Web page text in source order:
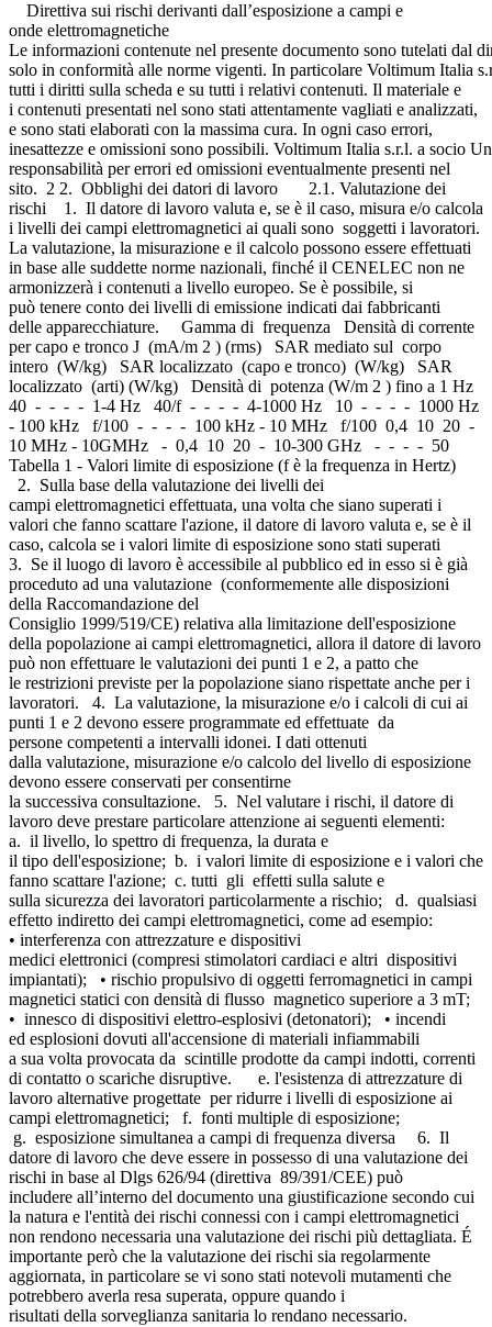
Direttiva sui rischi derivanti dall’esposizione a campi e
onde elettromagnetiche
Le informazioni contenute nel presente documento sono tutelati dal
solo in conformità alle norme vigenti. In particolare Voltimum Italia
tutti i diritti sulla scheda e su tutti i relativi contenuti. Il materiale e
i contenuti presentati nel sono stati attentamente vagliati e analizzati,
e sono stati elaborati con la massima cura. In ogni caso errori,
inesattezze e omissioni sono possibili. Voltimum Italia s.r.l. a socio
responsabilità per errori ed omissioni eventualmente presenti nel
sito. 2 2. Obblighi dei datori di lavoro 2.1. Valutazione dei
rischi 1. Il datore di lavoro valuta e, se è il caso, misura e/o calcola
i livelli dei campi elettromagnetici ai quali sono soggetti i lavoratori.
La valutazione, la misurazione e il calcolo possono essere effettuati
in base alle suddette norme nazionali, finché il CENELEC non ne
armonizzerà i contenuti a livello europeo. Se è possibile, si
può tenere conto dei livelli di emissione indicati dai fabbricanti
delle apparecchiature. Gamma di frequenza Densità di corrente
per capo e tronco J (mA/m 2 ) (rms) SAR mediato sul corpo
intero (W/kg) SAR localizzato (capo e tronco) (W/kg) SAR
localizzato (arti) (W/kg) Densità di potenza (W/m 2 ) fino a 1 Hz
40 - - - - 1-4 Hz 40/f - - - - 4-1000 Hz 10 - - - - 1000 Hz
- 100 kHz f/100 - - - - 100 kHz - 10 MHz f/100 0,4 10 20 -
10 MHz - 10GMHz - 0,4 10 20 - 10-300 GHz - - - - 50
Tabella 1 - Valori limite di esposizione (f è la frequenza in Hertz)
2. Sulla base della valutazione dei livelli dei
campi elettromagnetici effettuata, una volta che siano superati i
valori che fanno scattare l'azione, il datore di lavoro valuta e, se è il
caso, calcola se i valori limite di esposizione sono stati superati
3. Se il luogo di lavoro è accessibile al pubblico ed in esso si è già
proceduto ad una valutazione (conformemente alle disposizioni
della Raccomandazione del
Consiglio 1999/519/CE) relativa alla limitazione dell'esposizione
della popolazione ai campi elettromagnetici, allora il datore di lavoro
può non effettuare le valutazioni dei punti 1 e 2, a patto che
le restrizioni previste per la popolazione siano rispettate anche per i
lavoratori. 4. La valutazione, la misurazione e/o i calcoli di cui ai
punti 1 e 2 devono essere programmate ed effettuate da
persone competenti a intervalli idonei. I dati ottenuti
dalla valutazione, misurazione e/o calcolo del livello di esposizione
devono essere conservati per consentirne
la successiva consultazione. 5. Nel valutare i rischi, il datore di
lavoro deve prestare particolare attenzione ai seguenti elementi:
a. il livello, lo spettro di frequenza, la durata e
il tipo dell'esposizione; b. i valori limite di esposizione e i valori che
fanno scattare l'azione; c. tutti gli effetti sulla salute e
sulla sicurezza dei lavoratori particolarmente a rischio; d. qualsiasi
effetto indiretto dei campi elettromagnetici, come ad esempio:
• interferenza con attrezzature e dispositivi
medici elettronici (compresi stimolatori cardiaci e altri dispositivi
impiantati); • rischio propulsivo di oggetti ferromagnetici in campi
magnetici statici con densità di flusso magnetico superiore a 3 mT;
• innesco di dispositivi elettro-esplosivi (detonatori); • incendi
ed esplosioni dovuti all'accensione di materiali infiammabili
a sua volta provocata da scintille prodotte da campi indotti, correnti
di contatto o scariche disruptive. e. l'esistenza di attrezzature di
lavoro alternative progettate per ridurre i livelli di esposizione ai
campi elettromagnetici; f. fonti multiple di esposizione;
g. esposizione simultanea a campi di frequenza diversa 6. Il
datore di lavoro che deve essere in possesso di una valutazione dei
rischi in base al Dlgs 626/94 (direttiva 89/391/CEE) può
includere all’interno del documento una giustificazione secondo cui
la natura e l'entità dei rischi connessi con i campi elettromagnetici
non rendono necessaria una valutazione dei rischi più dettagliata. É
importante però che la valutazione dei rischi sia regolarmente
aggiornata, in particolare se vi sono stati notevoli mutamenti che
potrebbero averla resa superata, oppure quando i
risultati della sorveglianza sanitaria lo rendano necessario.